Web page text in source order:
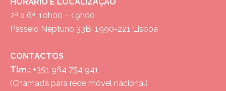
2ª a 6ª, 10h00 – 19h00
Passeio Neptuno 33B, 1990-221 Lisboa
CONTACTOS
Tlm.: +351 964 754 941
(Chamada para rede móvel nacional)